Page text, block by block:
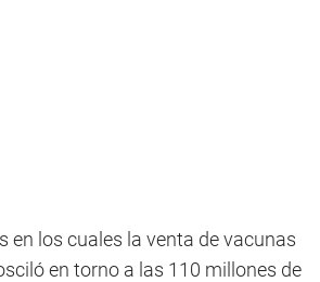
en los cuales la venta de vacunas
en torno a las 110 millones de